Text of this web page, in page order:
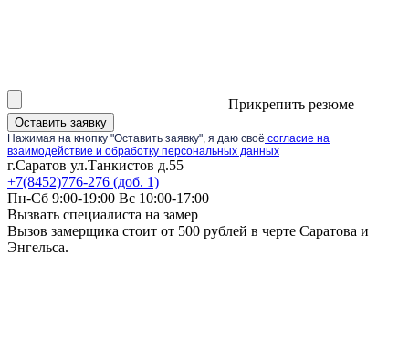
Прикрепить резюме
Оставить заявку
Нажимая на кнопку "Оставить заявку", я даю своё согласие на
взаимодействие и обработку персональных данных
г.Саратов ул.Танкистов д.55
+7(8452)776-276 (доб. 1)
Пн-Сб 9:00-19:00 Вс 10:00-17:00
Вызвать специалиста на замер
Вызов замерщика стоит от 500 рублей в черте Саратова и
Энгельса.